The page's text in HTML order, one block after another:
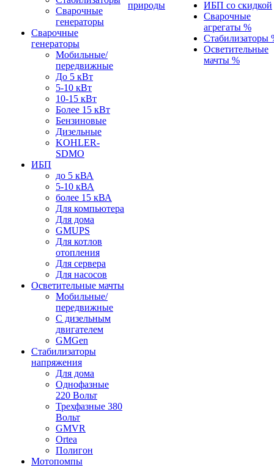
Сварочные
генераторы
Сварочные
генераторы
Мобильные/
передвижные
До 5 кВт
5-10 кВт
10-15 кВт
Более 15 кВт
Бензиновые
Дизельные
KOHLER-
SDMO
ИБП
до 5 кВА
5-10 кВА
более 15 кВА
Для компьютера
Для дома
GMUPS
Для котлов
отопления
Для сервера
Для насосов
Осветительные мачты
Мобильные/
передвижные
С дизельным
двигателем
GMGen
Стабилизаторы
напряжения
Для дома
Однофазные
220 Вольт
Трехфазные 380
Вольт
GMVR
Ortea
Полигон
Мотопомпы
природы
ИБП со скидкой
Сварочные
агрегаты %
Стабилизаторы
Осветительные
мачты %